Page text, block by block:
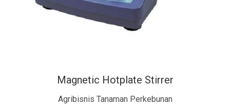
Magnetic Hotplate Stirrer
Agribisnis Tanaman Perkebunan